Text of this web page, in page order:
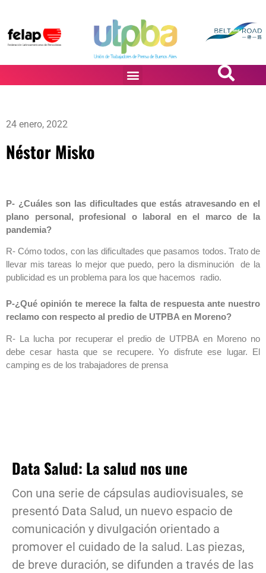
24 enero, 2022
Néstor Misko
P- ¿Cuáles son las dificultades que estás atravesando en el
plano personal, profesional o laboral en el marco de la
pandemia?
R- Cómo todos, con las dificultades que pasamos todos. Trato de
llevar mis tareas lo mejor que puedo, pero la disminución de la
publicidad es un problema para los que hacemos radio.
P-¿Qué opinión te merece la falta de respuesta ante nuestro
reclamo con respecto al predio de UTPBA en Moreno?
R- La lucha por recuperar el predio de UTPBA en Moreno no
debe cesar hasta que se recupere. Yo disfrute ese lugar. El
camping es de los trabajadores de prensa
Data Salud: La salud nos une
Con una serie de cápsulas audiovisuales, se
presentó Data Salud, un nuevo espacio de
comunicación y divulgación orientado a
promover el cuidado de la salud. Las piezas,
de breve duración, se difunden a través de las